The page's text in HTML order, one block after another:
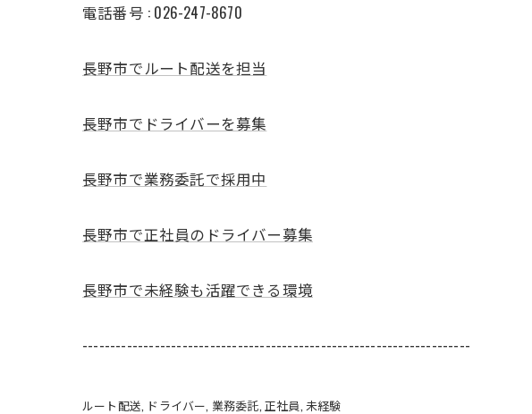
電話番号 : 026-247-8670
長野市でルート配送を担当
長野市でドライバーを募集
長野市で業務委託で採用中
長野市で正社員のドライバー募集
長野市で未経験も活躍できる環境
----------------------------------------------------------------------
ルート配送 ドライバー 業務委託 正社員 未経験